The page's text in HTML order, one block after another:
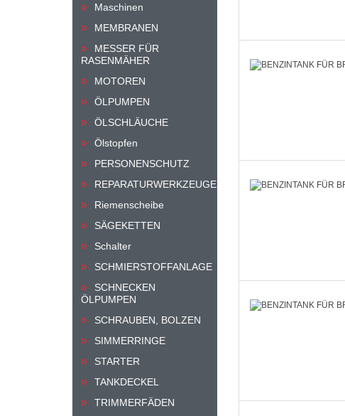
Maschinen
MEMBRANEN
MESSER FÜR
RASENMÄHER
MOTOREN
ÖLPUMPEN
ÖLSCHLÄUCHE
Ölstopfen
PERSONENSCHUTZ
REPARATURWERKZEUGE
Riemenscheibe
SÄGEKETTEN
Schalter
SCHMIERSTOFFANLAGE
SCHNECKEN
ÖLPUMPEN
SCHRAUBEN, BOLZEN
SIMMERRINGE
STARTER
TANKDECKEL
TRIMMERFÄDEN